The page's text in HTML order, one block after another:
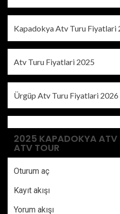
Kapadokya Atv Turu Fiyatlari
Atv Turu Fiyatlari 2025
Ürgüp Atv Turu Fiyatlari 2026
2025 KAPADOKYA ATV
ATV TOUR
Oturum aç
Kayıt akışı
Yorum akışı